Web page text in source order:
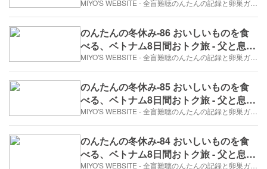
のホーチミン④またまたバイクに乗っ
て！（2017年12月30日/7日め）
のんたんの冬休み-86 おいしいものを食
べる、ベトナム8日間おトク旅 - 父と息子
のホーチミン③ダムセン公園（2017年12
月30日/7日め）
のんたんの冬休み-85 おいしいものを食
べる、ベトナム8日間おトク旅 - 父と息子
のホーチミン②バイクタクシー（2017年
12月30日/7日め）
のんたんの冬休み-84 おいしいものを食
べる、ベトナム8日間おトク旅 - 父と息子